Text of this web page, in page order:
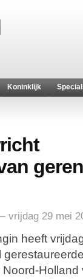
Koninklijk
vrijdag 29 mei
heeft
Holland